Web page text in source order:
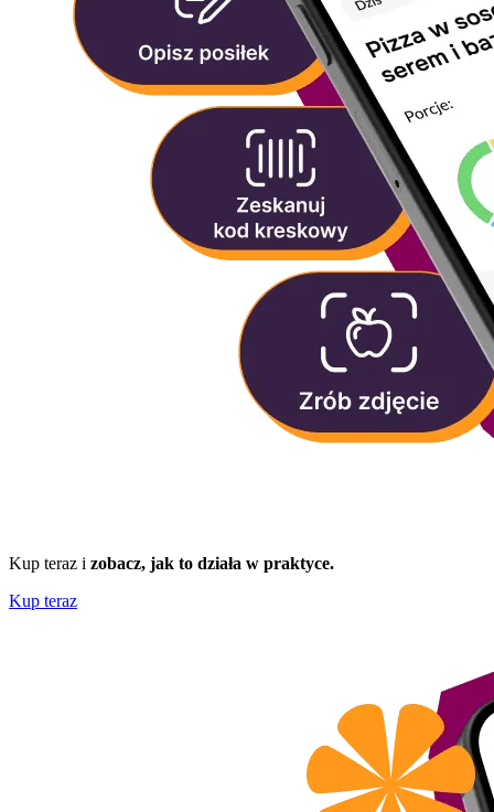
Kup teraz i zobacz, jak to działa w praktyce.
Kup teraz